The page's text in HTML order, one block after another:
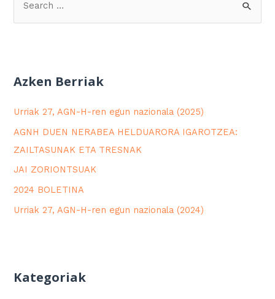
Azken Berriak
Urriak 27, AGN-H-ren egun nazionala (2025)
AGNH DUEN NERABEA HELDUARORA IGAROTZEA:
ZAILTASUNAK ETA TRESNAK
JAI ZORIONTSUAK
2024 BOLETINA
Urriak 27, AGN-H-ren egun nazionala (2024)
Kategoriak